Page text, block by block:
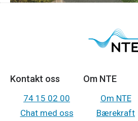
Kontakt oss
74 15 02 00
Chat med oss
Om NTE
Om NTE
Bærekraft